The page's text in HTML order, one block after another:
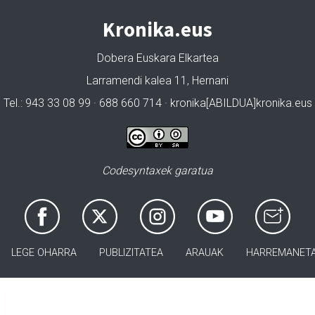
Kronika.eus
Dobera Euskara Elkartea
Larramendi kalea 11, Hernani
Tel.: 943 33 08 99 · 688 660 714 · kronika[ABILDUA]kronika.eus
Codesyntaxek garatua
LEGE OHARRA PUBLIZITATEA ARAUAK